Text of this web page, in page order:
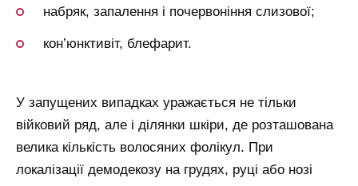
набряк, запалення і почервоніння слизової;
кон’юнктивіт, блефарит.
У запущених випадках уражається не тільки
війковий ряд, але і ділянки шкіри, де розташована
велика кількість волосяних фолікул. При
локалізації демодекозу на грудях, руці або нозі